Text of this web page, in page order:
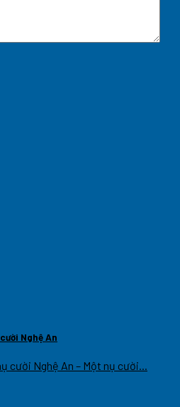
Nghệ An
cười Nghệ An – Một nụ cười...